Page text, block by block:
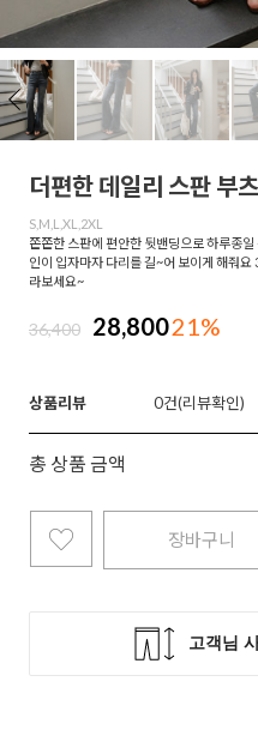
더편한 데일리 스판 부
S,M,L,XL,2XL
쫀쫀한 스판에 편안한 뒷밴딩으로 하루종
인이 입자마자 다리를 길~어 보이게 해줘
라보세요~
36,400 28,80021%
상품리뷰 0
총 상품 금액
장바구니